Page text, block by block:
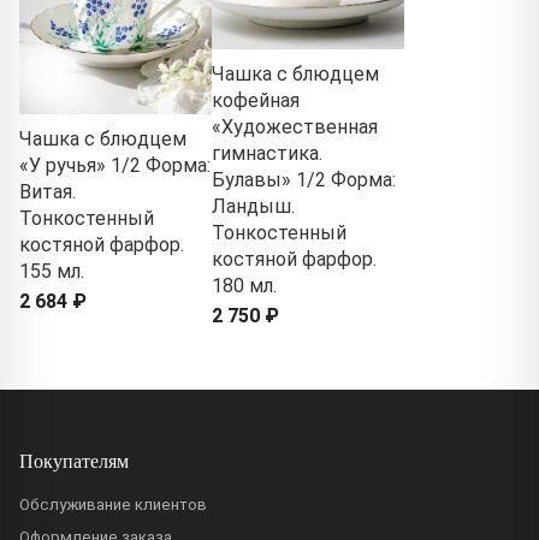
Чашка с блюдцем
«У ручья» 1/2 Форма:
Витая.
Тонкостенный
костяной фарфор.
155 мл.
2 684 ₽
Чашка с блюдцем
кофейная
«Художественная
гимнастика.
Булавы» 1/2 Форма:
Ландыш.
Тонкостенный
костяной фарфор.
180 мл.
2 750 ₽
Покупателям
Обслуживание клиентов